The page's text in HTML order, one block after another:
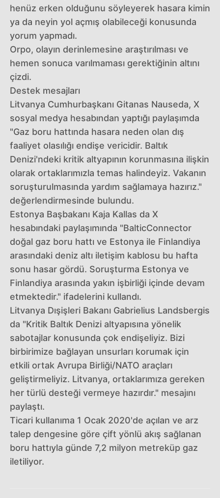
henüz erken olduğunu söyleyerek hasara kimin
ya da neyin yol açmış olabileceği konusunda
yorum yapmadı.
Orpo, olayın derinlemesine araştırılması ve
hemen sonuca varılmaması gerektiğinin altını
çizdi.
Destek mesajları
Litvanya Cumhurbaşkanı Gitanas Nauseda, X
sosyal medya hesabından yaptığı paylaşımda
"Gaz boru hattında hasara neden olan dış
faaliyet olasılığı endişe vericidir. Baltık
Denizi'ndeki kritik altyapının korunmasına ilişkin
olarak ortaklarımızla temas halindeyiz. Vakanın
soruşturulmasında yardım sağlamaya hazırız."
değerlendirmesinde bulundu.
Estonya Başbakanı Kaja Kallas da X
hesabındaki paylaşımında "BalticConnector
doğal gaz boru hattı ve Estonya ile Finlandiya
arasındaki deniz altı iletişim kablosu bu hafta
sonu hasar gördü. Soruşturma Estonya ve
Finlandiya arasında yakın işbirliği içinde devam
etmektedir." ifadelerini kullandı.
Litvanya Dışişleri Bakanı Gabrielius Landsbergis
da "Kritik Baltık Denizi altyapısına yönelik
sabotajlar konusunda çok endişeliyiz. Bizi
birbirimize bağlayan unsurları korumak için
etkili ortak Avrupa Birliği/NATO araçları
geliştirmeliyiz. Litvanya, ortaklarımıza gereken
her türlü desteği vermeye hazırdır." mesajını
paylaştı.
Ticari kullanıma 1 Ocak 2020'de açılan ve arz
talep dengesine göre çift yönlü akış sağlanan
boru hattıyla günde 7,2 milyon metreküp gaz
iletiliyor.